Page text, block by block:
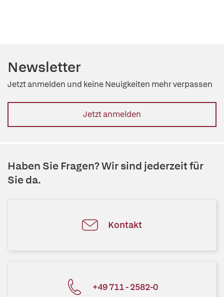
Newsletter
Jetzt anmelden und keine Neuigkeiten mehr verpassen
Jetzt anmelden
Haben Sie Fragen? Wir sind jederzeit für
Sie da.
Kontakt
+49 711 - 2582-0